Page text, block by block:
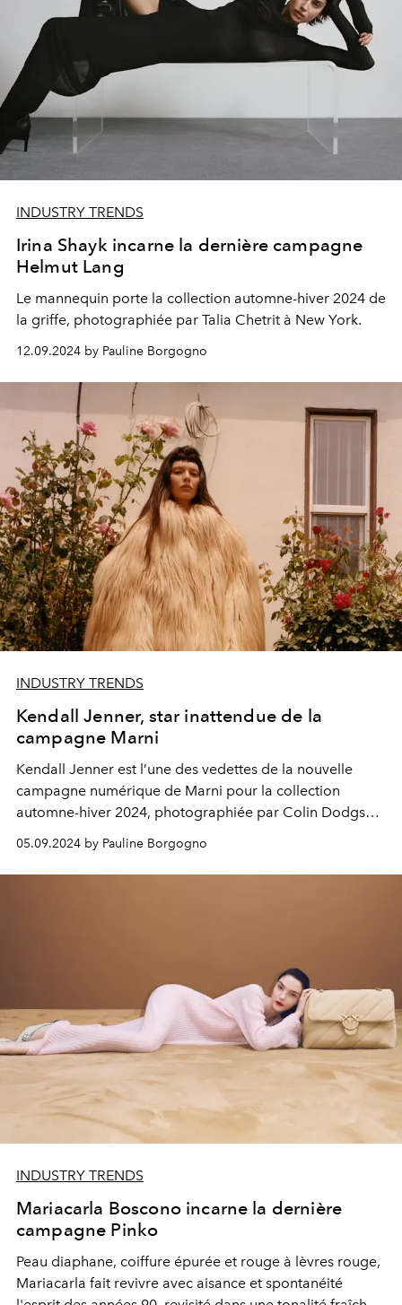
INDUSTRY TRENDS
Irina Shayk incarne la dernière campagne
Helmut Lang
Le mannequin porte la collection automne-hiver 2024 de
la griffe, photographiée par Talia Chetrit à New York.
12.09.2024 by Pauline Borgogno
INDUSTRY TRENDS
Kendall Jenner, star inattendue de la
campagne Marni
Kendall Jenner est l’une des vedettes de la nouvelle
campagne numérique de Marni pour la collection
automne-hiver 2024, photographiée par Colin Dodgson
dans la lumière dorée de la banlieue de Los Angeles.
05.09.2024 by Pauline Borgogno
INDUSTRY TRENDS
Mariacarla Boscono incarne la dernière
campagne Pinko
Peau diaphane, coiffure épurée et rouge à lèvres rouge,
Mariacarla fait revivre avec aisance et spontanéité